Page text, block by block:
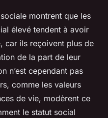
montrent que les
élevé tendent à avoir
car ils reçoivent plus de
de la part de leur
n’est cependant pas
comme les valeurs
de vie, modèrent ce
le statut social